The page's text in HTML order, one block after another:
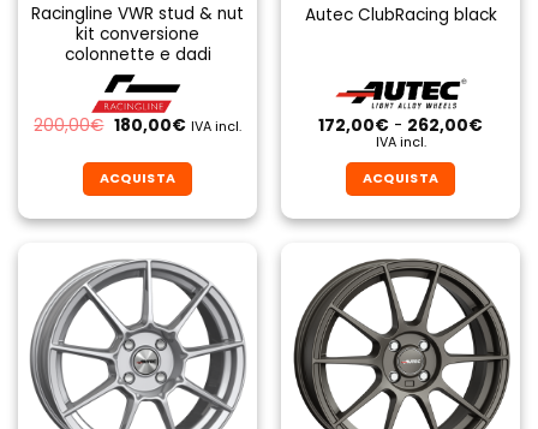
Racingline VWR stud & nut
kit conversione
colonnette e dadi
200,00€ Il
prezzo
era:
200,00€.
180,00€Il
è:
180,00€.
IVA incl.
ACQUISTA
prodotto
ha
più
varianti.
Le
opzioni
possono
essere
Autec ClubRacing black
172,00€ - 262,00€Fascia
IVA incl.
ACQUISTA
prodotto
ha
più
varianti.
Le
opzioni
possono
essere